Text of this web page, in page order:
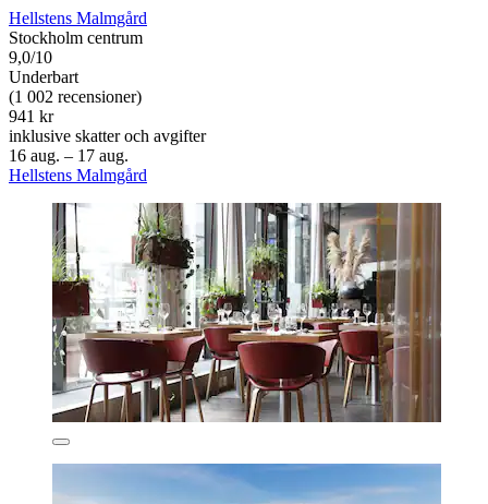
Hellstens Malmgård
Stockholm centrum
9,0/10
Underbart
(1 002 recensioner)
941 kr
inklusive skatter och avgifter
16 aug. – 17 aug.
Hellstens Malmgård